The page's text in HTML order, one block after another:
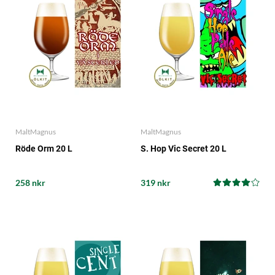
MaltMagnus
Röde Orm 20 L
258 nkr
MaltMagnus
S. Hop Vic Secret 20 L
319 nkr